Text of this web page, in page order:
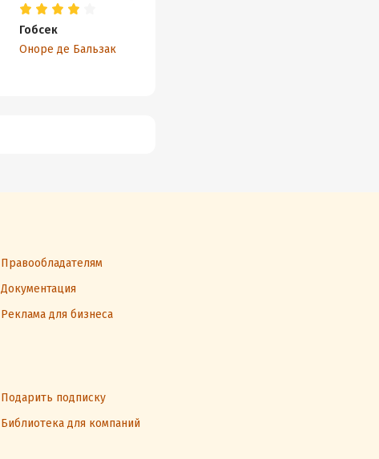
Гобсек
Оноре де Бальзак
Правообладателям
Документация
Реклама для бизнеса
Подарить подписку
Библиотека для компаний